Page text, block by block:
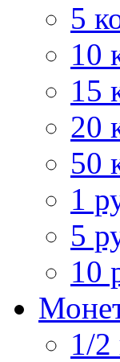
5
10
15
20
50
1
5
10
1/2